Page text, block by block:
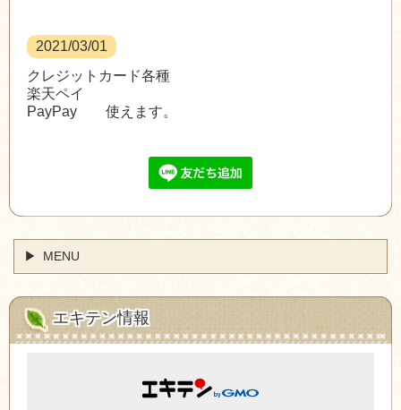
2021/03/01
クレジットカード各種
楽天ペイ
PayPay 使えます。
MENU
エキテン情報